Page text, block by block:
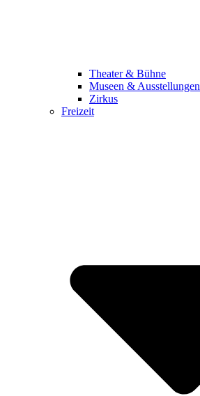
Theater & Bühne
Museen & Ausstellungen
Zirkus
Freizeit